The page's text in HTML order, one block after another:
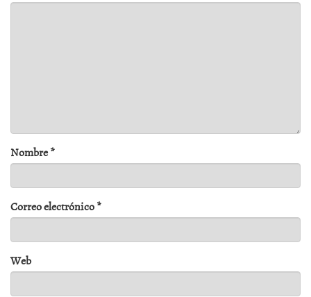
Nombre*
Correo electrónico*
Web